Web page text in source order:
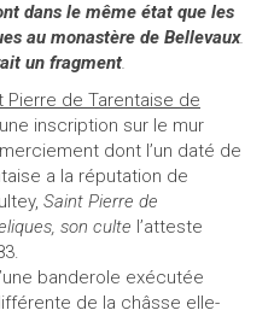
dans le même état que les
au monastère de Bellevaux.
un fragment.
de Tarentaise de
inscription sur le mur
dont l’un daté de
a la réputation de
Saint Pierre de
son culte l’atteste
banderole exécutée
de la châsse elle-